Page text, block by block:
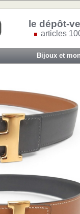
le dépôt-
articles
Bijoux et